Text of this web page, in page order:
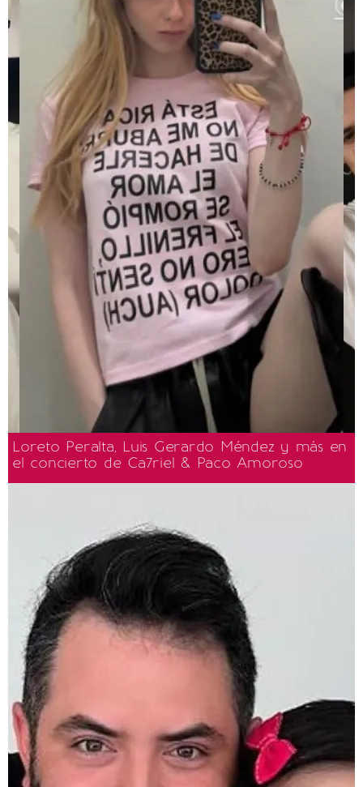
Loreto Peralta, Luis Gerardo Méndez y más en
el concierto de Ca7riel & Paco Amoroso